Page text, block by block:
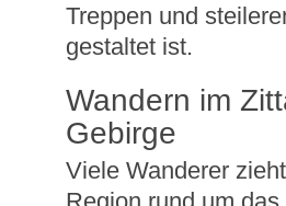
Treppen und
gestaltet ist.
Wandern im
Gebirge
Viele Wanderer